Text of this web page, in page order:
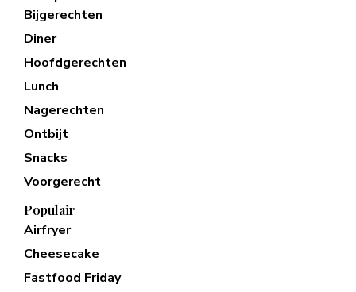
Bijgerechten
Diner
Hoofdgerechten
Lunch
Nagerechten
Ontbijt
Snacks
Voorgerecht
Populair
Airfryer
Cheesecake
Fastfood Friday